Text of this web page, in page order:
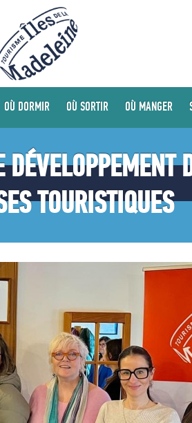
OÙ DORMIR OÙ SORTIR OÙ MANGER
TOURISTIQUES